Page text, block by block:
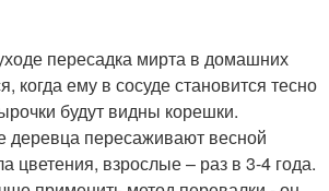
пересадка мирта в домашних
когда ему в сосуде становится тесно
будут видны корешки.
деревца пересаживают весной
цветения, взрослые – раз в 3-4 года.